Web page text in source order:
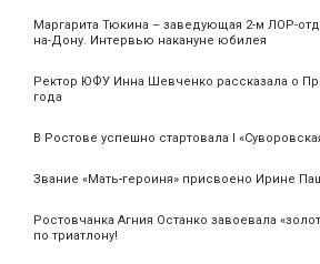
Маргарита Тюкина – заведующая 2-м ЛОР-
на-Дону. Интервью накануне юбилея
Ректор ЮФУ Инна Шевченко рассказала о
года
В Ростове успешно стартовала I
Звание «Мать‑героиня» присвоено Ирине
Ростовчанка Агния Останко завоевала
по триатлону!